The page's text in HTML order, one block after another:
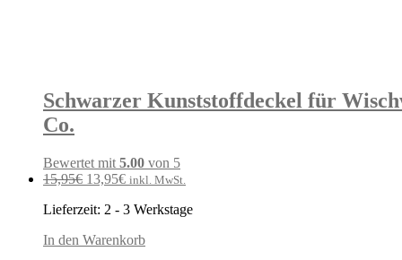
Schwarzer Kunststoffdeckel für
Co.
Bewertet mit 5.00 von 5
15,95€ Ursprünglicher
war:
13,95€Aktueller
ist:
inkl. MwSt.
Lieferzeit: 2 - 3 Werkstage
In den Warenkorb